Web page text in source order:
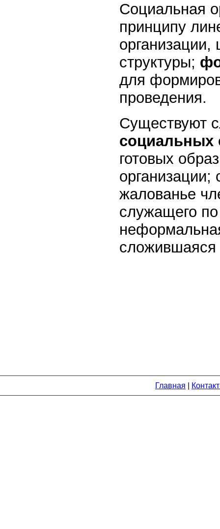
Социальная
принципу
организации,
структуры;
для
проведения.
Существуют
социальных
готовых
жалованье
служащего
сложившаяся
Главная